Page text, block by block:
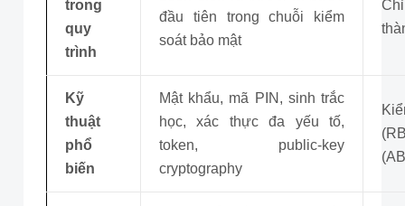
trong
quy
trình
đầu tiên trong chuỗi kiểm
soát bảo mật
Kỹ
thuật
phổ
biến
Mật khẩu, mã PIN, sinh trắc
học, xác thực đa yếu tố,
token, public-key
cryptography